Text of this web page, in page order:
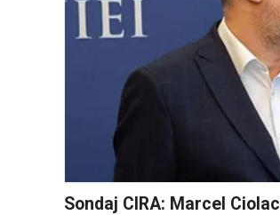
Sondaj CIRA: Marcel